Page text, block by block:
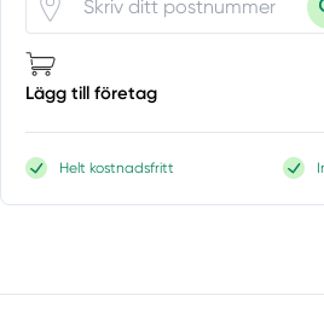
Lägg till företag
Helt kostnadsfritt